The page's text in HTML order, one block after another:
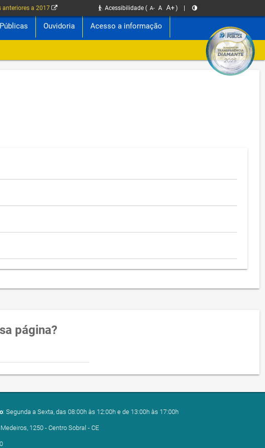
anteriores a 2017 Acessibilidade ( A- A A+)
Ouvidoria Acesso a informação
página?
: Segunda a Sexta, das 08:00h às 12:00h e de 13:00h às 17:00h
1250 - Centro Sobral - CE